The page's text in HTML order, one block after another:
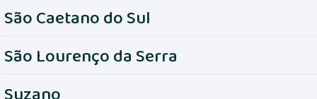
São Caetano do Sul
São Lourenço da Serra